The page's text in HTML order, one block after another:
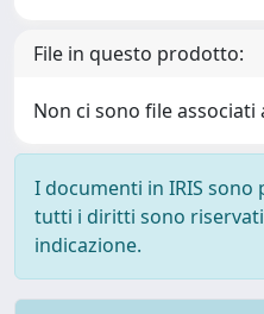
File in questo prodotto:
Non ci sono file
I documenti in IRIS
tutti i diritti sono
indicazione.